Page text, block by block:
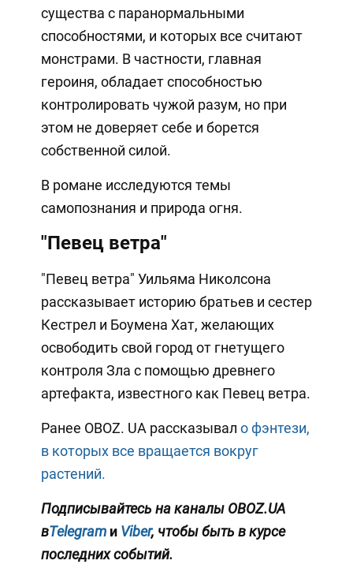
существа с паранормальными
способностями, и которых все считают
монстрами. В частности, главная
героиня, обладает способностью
контролировать чужой разум, но при
этом не доверяет себе и борется
собственной силой.
В романе исследуются темы
самопознания и природа огня.
"Певец ветра"
"Певец ветра" Уильяма Николсона
рассказывает историю братьев и сестер
Кестрел и Боумена Хат, желающих
освободить свой город от гнетущего
контроля Зла с помощью древнего
артефакта, известного как Певец ветра.
Ранее OBOZ. UA рассказывал о фэнтези,
в которых все вращается вокруг
растений.
Подписывайтесь на каналы OBOZ.UA
вTelegramи Viber, чтобы быть в курсе
последних событий.